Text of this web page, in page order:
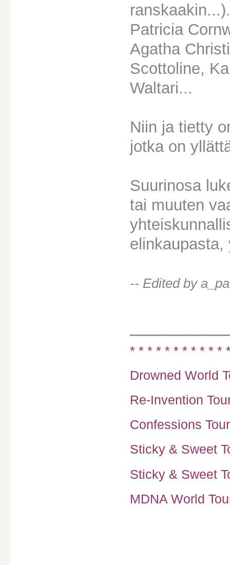
Patricia
Agatha
Scottoline,
Waltari...
Niin ja tietty
jotka on
Suurinosa
tai muuten
elinkaupasta,
-- Edited by
* * * * * * * * * * *
Drowned World
Re-Invention
Confessions
Sticky & Sweet
Sticky & Sweet
MDNA World